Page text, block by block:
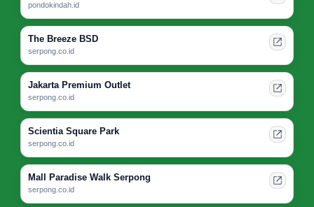
pondokindah.id
The Breeze BSD
serpong.co.id
Jakarta Premium Outlet
serpong.co.id
Scientia Square Park
serpong.co.id
Mall Paradise Walk Serpong
serpong.co.id